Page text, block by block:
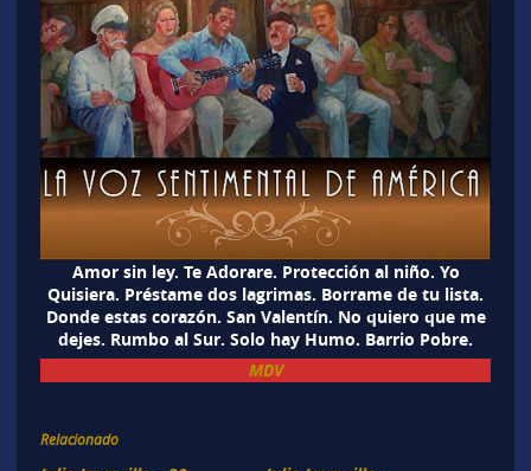
Amor sin ley. Te Adorare. Protección al niño. Yo
Quisiera. Préstame dos lagrimas. Borrame de tu lista.
Donde estas corazón. San Valentín. No quiero que me
dejes. Rumbo al Sur. Solo hay Humo. Barrio Pobre.
MDV
Relacionado